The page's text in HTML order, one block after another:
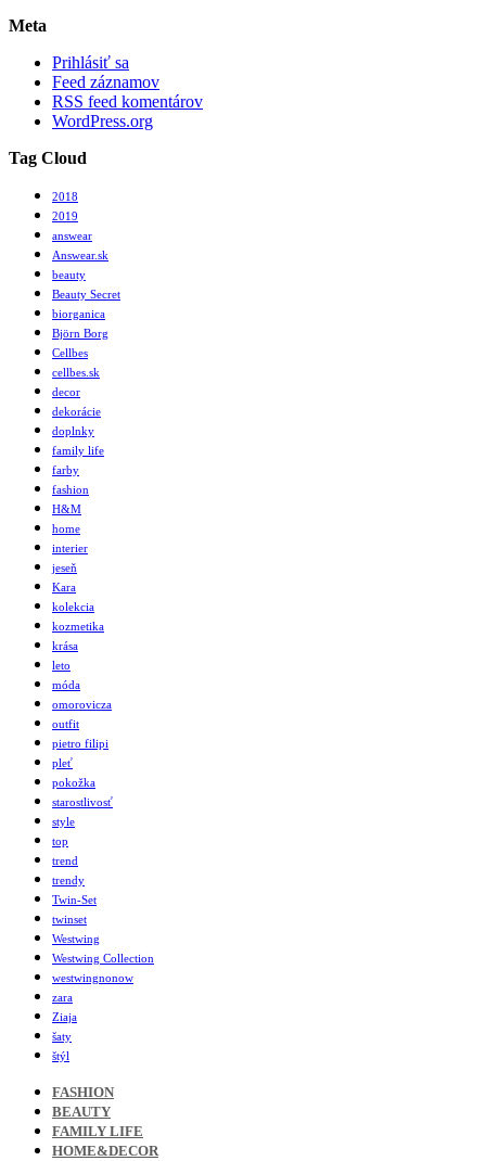
Meta
Prihlásiť sa
Feed záznamov
RSS feed komentárov
WordPress.org
Tag Cloud
2018
2019
answear
Answear.sk
beauty
Beauty Secret
biorganica
Björn Borg
Cellbes
cellbes.sk
decor
dekorácie
doplnky
family life
farby
fashion
H&M
home
interier
jeseň
Kara
kolekcia
kozmetika
krása
leto
móda
omorovicza
outfit
pietro filipi
pleť
pokožka
starostlivosť
style
top
trend
trendy
Twin-Set
twinset
Westwing
Westwing Collection
westwingnonow
zara
Ziaja
šaty
štýl
FASHION
BEAUTY
FAMILY LIFE
HOME&DECOR